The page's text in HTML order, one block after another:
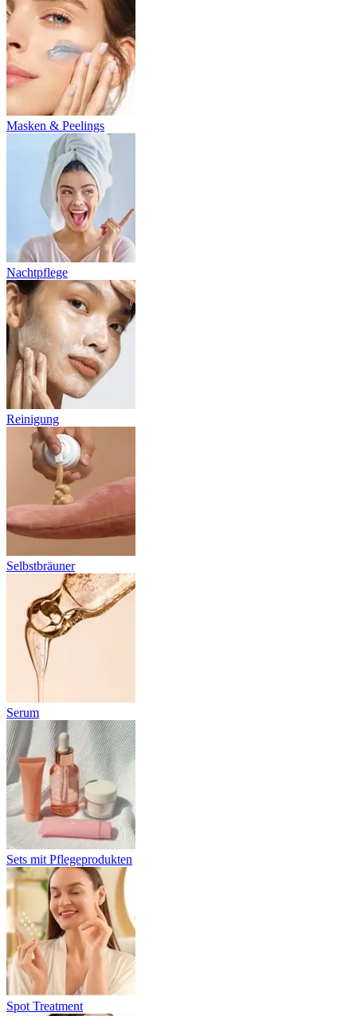
Masken & Peelings
Nachtpflege
Reinigung
Selbstbräuner
Serum
Sets mit Pflegeprodukten
Spot Treatment